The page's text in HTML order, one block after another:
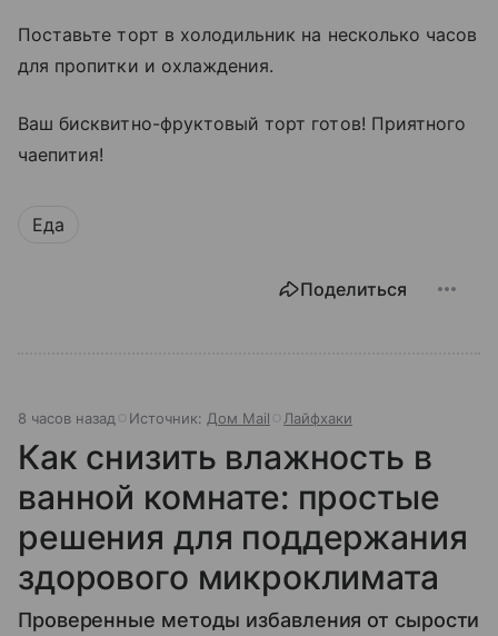
Поставьте торт в холодильник на несколько часов
для пропитки и охлаждения.
Ваш бисквитно-фруктовый торт готов! Приятного
чаепития!
Еда
Поделиться
8 часов назад Источник: Дом Mail Лайфхаки
Как снизить влажность в
ванной комнате: простые
решения для поддержания
здорового микроклимата
Проверенные методы избавления от сырости